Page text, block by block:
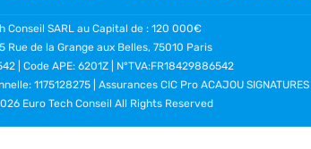
Conseil SARL au Capital de : 120 000€
Rue de la Grange aux Belles, 75010 Paris
| Code APE: 6201Z | N°TVA:FR18429886542
1175128275 | Assurances CIC Pro ACAJOU
Euro Tech Conseil All Rights Reserved